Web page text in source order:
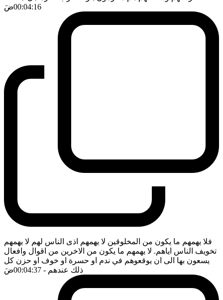
00:04:16ضَ
فلا يهمهم ما يكون من المخلوقين لا يهمهم اذى الناس لهم لا يهمهم
تخويف الناس اياهم. لا يهمهم ما يكون من الاخرين من اقوال وافعال
يسعون بها الى ان يوقعوهم في ندم او حسرة او خوف او حزن كل
ذلك عندهم - 00:04:37 ضَ